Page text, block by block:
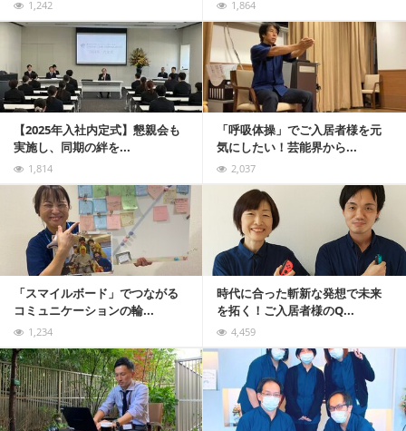
1,242 1,864
【2025年入社内定式】懇親会も
実施し、同期の絆を...
1,814
「呼吸体操」でご入居者様を元
気にしたい！芸能界から...
2,037
記事を読む
「スマイルボード」でつながる
コミュニケーションの輪...
1,234
時代に合った斬新な発想で未来
を拓く！ご入居者様のQ...
4,459
記事を読む
記事を読む